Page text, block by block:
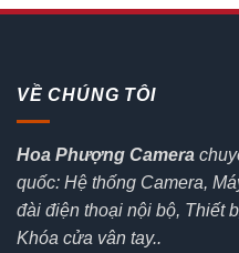
VỀ CHÚNG TÔI
Hoa Phượng Camera
quốc: Hệ thống Camera,
đài điện thoại nội bộ, Thiết
Khóa cửa vân tay..